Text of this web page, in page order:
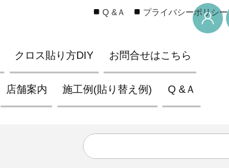
クロス貼り方DIY お問合せはこちら
店舗案内 施工例(貼り替え例) Q &Ａ
Q &Ａ プライバシーポリシー